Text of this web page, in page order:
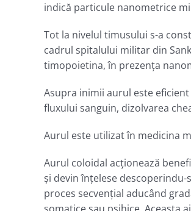
indică particule nanometrice
Tot la nivelul timusului s-a
cadrul spitalului militar din
timopoietina, în prezenţa
Asupra inimii aurul este
fluxului sanguin, dizolvarea
Aurul este utilizat în medicina
Aurul coloidal acţionează
şi devin înţelese descoperindu-
proces secvenţial aducând